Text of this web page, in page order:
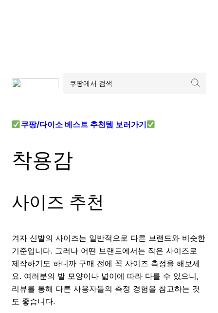
쿠팡/다이소 베스트 추천템 보러가기
착용감
사이즈 추천
겨자 신발의 사이즈는 일반적으로 다른 브랜드와 비슷한
기준입니다. 그러나 어떤 브랜드에서는 작은 사이즈로
제작하기도 하니까 구매 전에 꼭 사이즈 측정을 해보세
요. 여러분의 발 모양이나 넓이에 따라 다를 수 있으니,
리뷰를 통해 다른 사용자들의 측정 경험을 참고하는 것
도 좋습니다.